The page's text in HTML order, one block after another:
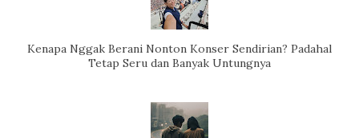
Kenapa Nggak Berani Nonton Konser Sendirian? Padahal
Tetap Seru dan Banyak Untungnya